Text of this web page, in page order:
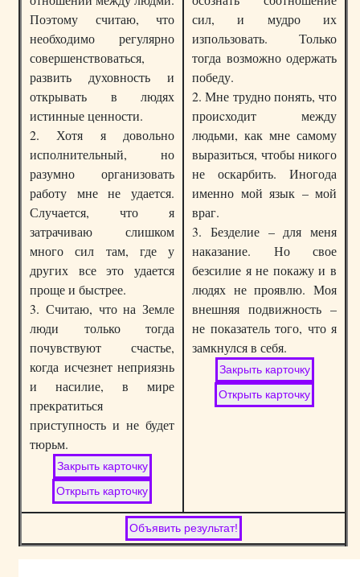
Поэтому считаю, что
необходимо регулярно
совершенствоваться,
развить духовность и
открывать в людях
истинные ценности.
2. Хотя я довольно
исполнительный, но
разумно организовать
работу мне не удается.
Случается, что я
затрачиваю слишком
много сил там, где у
других все это удается
проще и быстрее.
3. Считаю, что на Земле
люди только тогда
почувствуют счастье,
когда исчезнет неприязнь
и насилие, в мире
прекратиться
приступность и не будет
тюрьм.
сил, и мудро их
изпользовать. Только
тогда возможно одержать
победу.
2. Мне трудно понять, что
проиcходит между
людьми, как мне самому
выразиться, чтобы никого
не оскарбить. Иногода
именно мой язык – мой
враг.
3. Безделие – для меня
наказание. Но свое
безсилие я не покажу и в
людях не проявлю. Моя
внешняя подвижность –
не показатель того, что я
замкнулся в себя.